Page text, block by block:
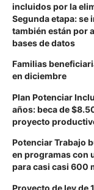
incluidos por la
Segunda etapa:se
también están por
bases de datos
Familias
en diciembre
Plan Potenciar
años: beca de
proyecto
Potenciar Trabajo
en programas con
para casi casi 600
Proyecto de ley de